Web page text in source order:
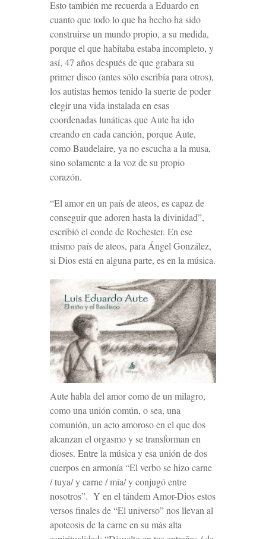
Esto también me recuerda a Eduardo en
cuanto que todo lo que ha hecho ha sido
construirse un mundo propio, a su medida,
porque el que habitaba estaba incompleto, y
así, 47 años después de que grabara su
primer disco (antes sólo escribía para otros),
losautistashemos tenido la suerte de poder
elegir una vida instalada en esas
coordenadas lunáticas que Aute ha ido
creando en cada canción, porque Aute,
como Baudelaire, ya no escucha a la musa,
sino solamente a la voz de su propio
corazón.
“El amor en un país de ateos, es capaz de
conseguir que adoren hasta la divinidad”,
escribió el conde de Rochester. En ese
mismo país de ateos, para Ángel González,
si Dios está en alguna parte, es en la música.
Aute habla del amor como de un milagro,
como una unión común, o sea, una
comunión, un acto amoroso en el que dos
alcanzan el orgasmo y se transforman en
dioses. Entre la música y esa unión de dos
cuerpos en armonía “El verbo se hizo carne
/ tuya/ y carne / mía/ y conjugó entre
nosotros”. Y en el tándem Amor-Dios estos
versos finales de “El universo” nos llevan al
apoteosis de la carne en su más alta